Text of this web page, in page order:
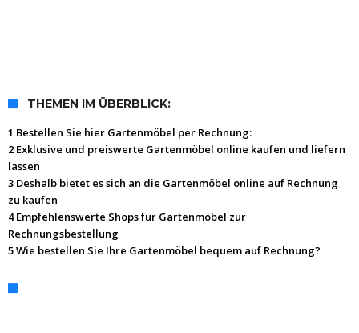
THEMEN IM ÜBERBLICK:
1 Bestellen Sie hier Gartenmöbel per Rechnung:
2 Exklusive und preiswerte Gartenmöbel online kaufen und liefern
lassen
3 Deshalb bietet es sich an die Gartenmöbel online auf Rechnung
zu kaufen
4 Empfehlenswerte Shops für Gartenmöbel zur
Rechnungsbestellung
5 Wie bestellen Sie Ihre Gartenmöbel bequem auf Rechnung?